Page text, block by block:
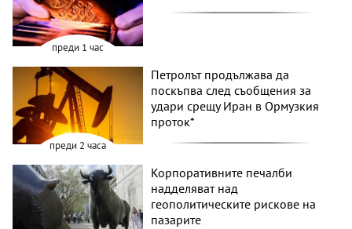
преди 1 час
преди 2 часа
Петролът продължава да
поскъпва след съобщения за
удари срещу Иран в Ормузкия
проток*
Корпоративните печалби
надделяват над
геополитическите рискове на
пазарите